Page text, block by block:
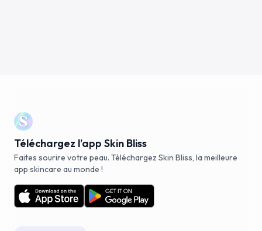
Téléchargez l’app Skin Bliss
Faites sourire votre peau. Téléchargez Skin Bliss, la meilleure
app skincare au monde !